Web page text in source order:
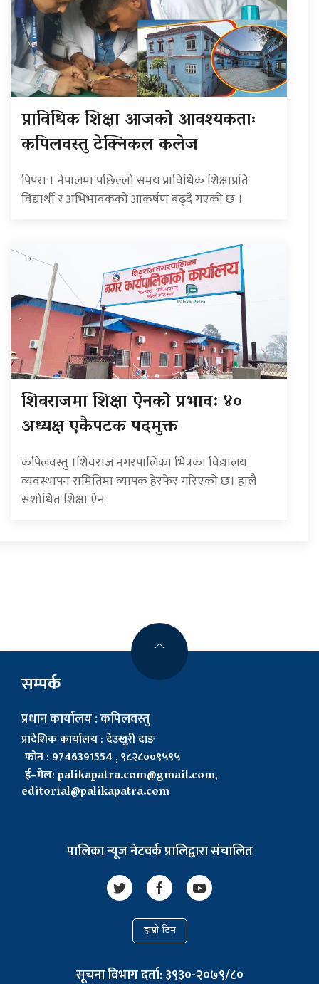
प्राविधिक शिक्षा आजको आवश्यकताः
कपिलवस्तु टेक्निकल कलेज
पिपरा । नेपालमा पछिल्लो समय प्राविधिक शिक्षाप्रति
विद्यार्थी र अभिभावकको आकर्षण बढ्दै गएको छ ।
शिवराजमा शिक्षा ऐनको प्रभाव: ४०
अध्यक्ष एकैपटक पदमुक्त
कपिलवस्तु ।शिवराज नगरपालिका भित्रका विद्यालय
व्यवस्थापन समितिमा व्यापक हेरफेर गरिएको छ। हालै
संशोधित शिक्षा ऐन
सम्पर्क
प्रधान कार्यालय : कपिलवस्तु
प्रादेशिक कार्यालय : देउखुरी दाङ
फोन : 9746391554 , ९८२८००९५९५
ई–मेल:palikapatra.com@gmail.com,
editorial@palikapatra.com
पालिका न्यूज नेटवर्क प्रालिद्वारा संचालित
हाम्रो टिम
सूचना विभाग दर्ता: ३९३०-२०७९/८०